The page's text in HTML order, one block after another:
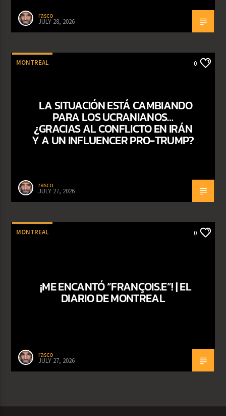
rasco
JULY 28, 2026
MONTREAL 0
LA SITUACIÓN ESTÁ CAMBIANDO
PARA LOS UCRANIANOS…
¿GRACIAS AL CONFLICTO EN IRÁN
Y A UN INFLUENCER PRO-TRUMP?
rasco
JULY 27, 2026
MONTREAL 0
¡ME ENCANTÓ “FRANÇOIS.E”! | EL
DIARIO DE MONTREAL
rasco
JULY 27, 2026